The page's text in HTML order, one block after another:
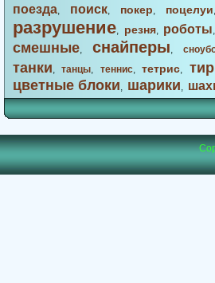
поезда, поиск, покер, поцелуи
разрушение, резня, роботы,
смешные, снайперы,
танки,танцы, теннис,тетрис, тир
цветные блоки, шарики,